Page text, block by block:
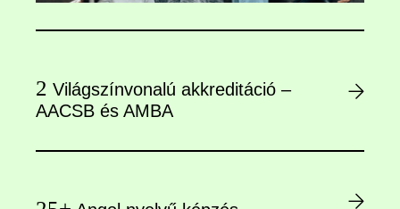
2 Világszínvonalú akkreditáció –
AACSB és AMBA